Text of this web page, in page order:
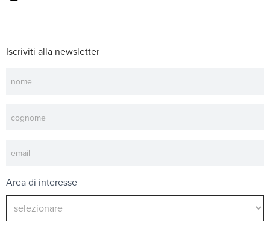
Iscriviti alla newsletter
Area di interesse